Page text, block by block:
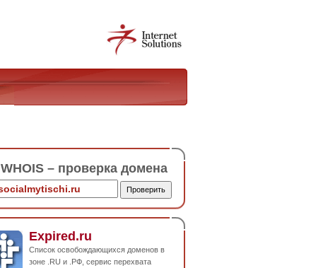
WHOIS – проверка домена
Expired.ru
Список освобождающихся доменов в
зоне .RU и .РФ, сервис перехвата